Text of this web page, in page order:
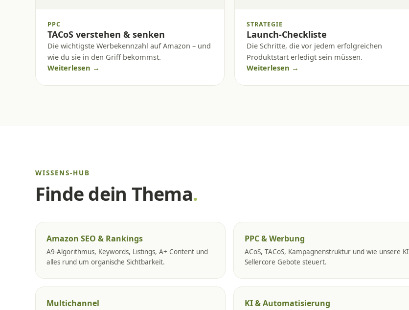
PPC
TACoS verstehen & senken
Die wichtigste Werbekennzahl auf Amazon – und
wie du sie in den Griff bekommst.
Weiterlesen →
STRATEGIE
Launch-Checkliste
Die Schritte, die vor jedem erfolgreichen
Produktstart erledigt sein müssen.
Weiterlesen →
WISSENS-HUB
Finde dein Thema.
Amazon SEO & Rankings
A9-Algorithmus, Keywords, Listings, A+ Content und
alles rund um organische Sichtbarkeit.
PPC & Werbung
ACoS, TACoS, Kampagnenstruktur und wie unsere KI
Sellercore Gebote steuert.
Multichannel KI & Automatisierung